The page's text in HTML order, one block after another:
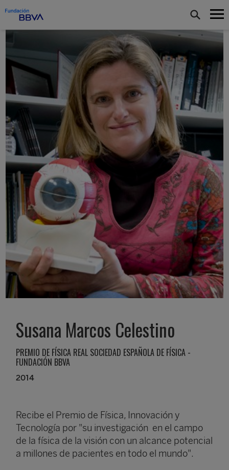
Susana Marcos Celestino
PREMIO DE FÍSICA REAL SOCIEDAD ESPAÑOLA DE FÍSICA -
FUNDACIÓN BBVA
2014
Recibe el Premio de Física, Innovación y
Tecnología por "su investigación en el campo
de la física de la visión con un alcance potencial
a millones de pacientes en todo el mundo".